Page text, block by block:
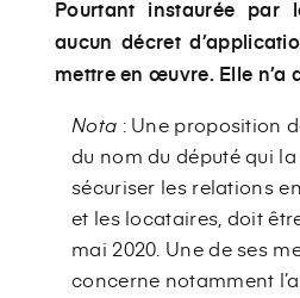
Pourtant instaurée par
aucun décret
mettre en œuvre. Elle n’a
Nota : Une proposition
du nom du député qui
sécuriser les relations
et les locataires, doit
mai 2020. Une de ses
concerne notamment